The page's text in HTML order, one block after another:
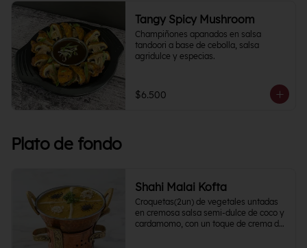
Tangy Spicy Mushroom
Champiñones apanados en salsa
tandoori a base de cebolla, salsa
agridulce y especias.
$6.500
Plato de fondo
Shahi Malai Kofta
Croquetas(2un) de vegetales untadas
en cremosa salsa semi-dulce de coco y
cardamomo, con un toque de crema de